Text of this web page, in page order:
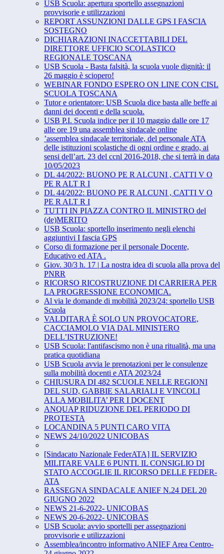
USB Scuola: apertura sportello assegnazioni
provvisorie e utilizzazioni
REPORT ASSUNZIONI DALLE GPS I FASCIA
SOSTEGNO
DICHIARAZIONI INACCETTABILI DEL
DIRETTORE UFFICIO SCOLASTICO
REGIONALE TOSCANA
USB Scuola - Basta falsità, la scuola vuole dignità: il
26 maggio è sciopero!
WEBINAR FONDO ESPERO ON LINE CON CISL
SCUOLA TOSCANA
Tutor e orientatore: USB Scuola dice basta alle beffe ai
danni dei docenti e della scuola.
USB P.I. Scuola indice per il 10 maggio dalle ore 17
alle ore 19 una assemblea sindacale online
’assemblea sindacale territoriale, del personale ATA
delle istituzioni scolastiche di ogni ordine e grado, ai
sensi dell’art. 23 del ccnl 2016-2018, che si terrà in data
10/05/2023
DL 44/2022: BUONO PE R ALCUNI , CATTI V O
PE R ALT R I
DL 44/2022: BUONO PE R ALCUNI , CATTI V O
PE R ALT R I
TUTTI IN PIAZZA CONTRO IL MINISTRO del
(de)MERITO
USB Scuola: sportello inserimento negli elenchi
aggiuntivi I fascia GPS
Corso di formazione per il personale Docente,
Educativo ed ATA .
Giov. 30/3 h. 17 | La nostra idea di scuola alla prova del
PNRR
RICORSO RICOSTRUZIONE DI CARRIERA PER
LA PROGRESSIONE ECONOMICA.
Al via le domande di mobilità 2023/24: sportello USB
Scuola
VALDITARA È SOLO UN PROVOCATORE,
CACCIAMOLO VIA DAL MINISTERO
DELL’ISTRUZIONE!
USB Scuola: l'antifascismo non è una ritualità, ma una
pratica quotidiana
USB Scuola avvia le prenotazioni per le consulenze
sulla mobilità docenti e ATA 2023/24
CHIUSURA DI 482 SCUOLE NELLE REGIONI
DEL SUD, GABBIE SALARIALI E VINCOLI
ALLA MOBILITA’ PER I DOCENT
ANQUAP RIDUZIONE DEL PERIODO DI
PROTESTA
LOCANDINA 5 PUNTI CARO VITA
NEWS 24/10/2022 UNICOBAS
[Sindacato Nazionale FederATA] IL SERVIZIO
MILITARE VALE 6 PUNTI. IL CONSIGLIO DI
STATO ACCOGLIE IL RICORSO DELLE FEDER-
ATA
RASSEGNA SINDACALE ANIEF N.24 DEL 20
GIUGNO 2022
NEWS 21-6-2022- UNICOBAS
NEWS 20-6-2022- UNICOBAS
USB Scuola: avvio sportelli per assegnazioni
provvisorie e utilizzazioni
Assemblea/incontro informativo ANIEF Area Centro-